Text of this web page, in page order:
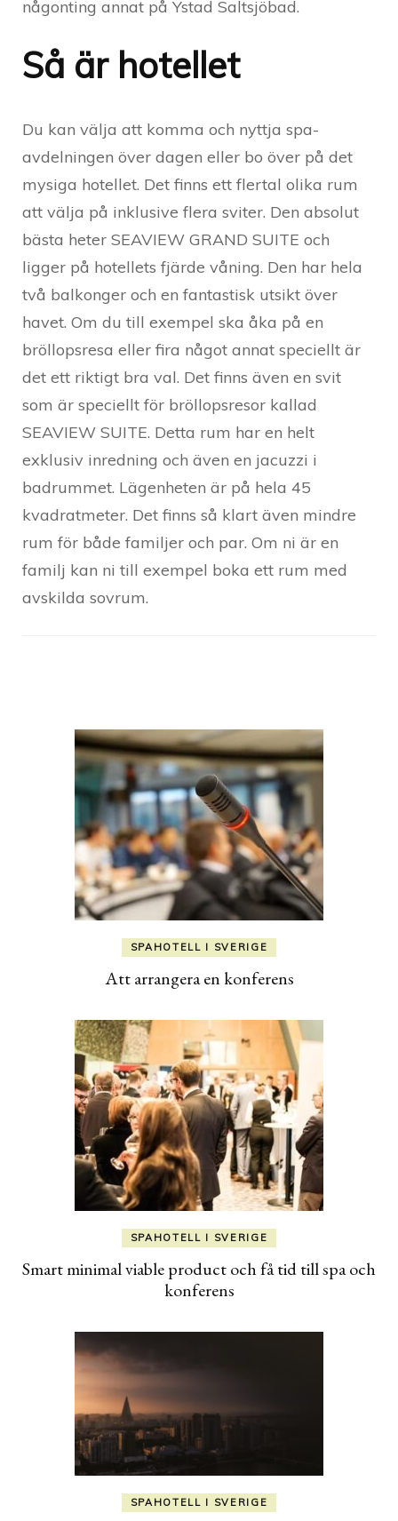
någonting annat på Ystad Saltsjöbad.
Så är hotellet
Du kan välja att komma och nyttja spa-
avdelningen över dagen eller bo över på det
mysiga hotellet. Det finns ett flertal olika rum
att välja på inklusive flera sviter. Den absolut
bästa heter SEAVIEW GRAND SUITE och
ligger på hotellets fjärde våning. Den har hela
två balkonger och en fantastisk utsikt över
havet. Om du till exempel ska åka på en
bröllopsresa eller fira något annat speciellt är
det ett riktigt bra val. Det finns även en svit
som är speciellt för bröllopsresor kallad
SEAVIEW SUITE. Detta rum har en helt
exklusiv inredning och även en jacuzzi i
badrummet. Lägenheten är på hela 45
kvadratmeter. Det finns så klart även mindre
rum för både familjer och par. Om ni är en
familj kan ni till exempel boka ett rum med
avskilda sovrum.
SPAHOTELL I SVERIGE
Att arrangera en konferens
SPAHOTELL I SVERIGE
Smart minimal viable product och få tid till spa och
konferens
SPAHOTELL I SVERIGE